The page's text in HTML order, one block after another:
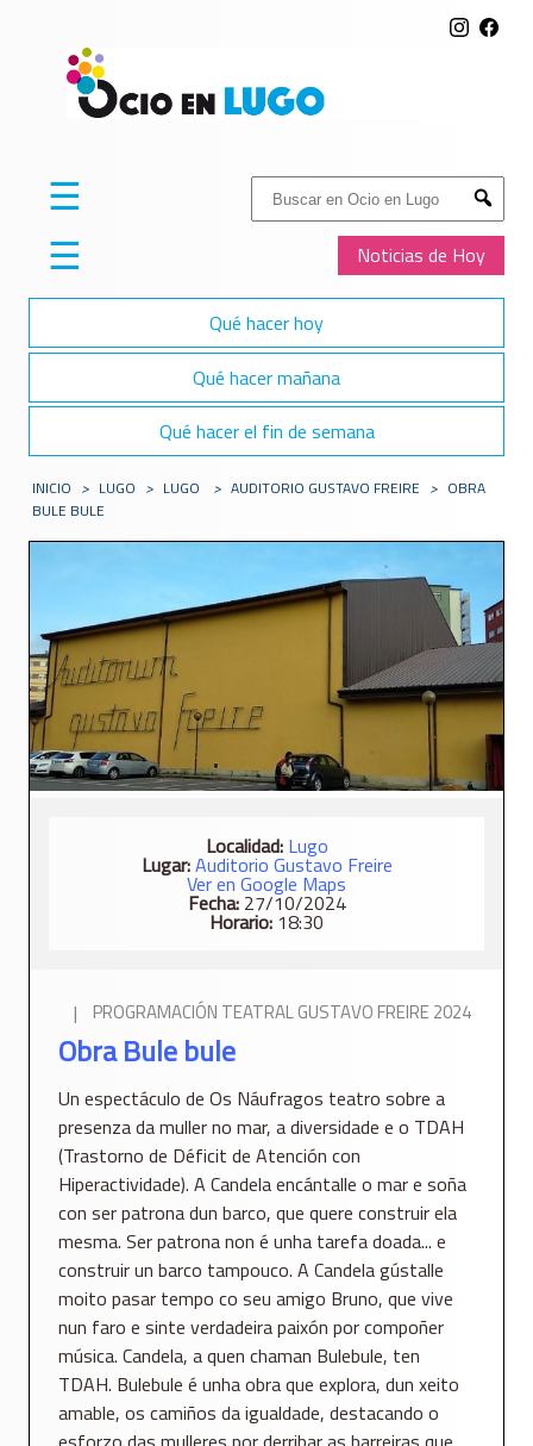
Buscar:
Submit
Noticias de Hoy
☰
☰
Qué hacer hoy
Qué hacer mañana
Qué hacer el fin de semana
INICIO > LUGO > LUGO > AUDITORIO GUSTAVO FREIRE > OBRA
BULE BULE
Localidad: Lugo
Lugar:Auditorio Gustavo Freire
Ver en Google Maps
Fecha:27/10/2024
Horario: 18:30
| PROGRAMACIÓN TEATRAL GUSTAVO FREIRE 2024
Obra Bule bule
Un espectáculo de Os Náufragos teatro sobre a
presenza da muller no mar, a diversidade e o TDAH
(Trastorno de Déficit de Atención con
Hiperactividade). A Candela encántalle o mar e soña
con ser patrona dun barco, que quere construir ela
mesma. Ser patrona non é unha tarefa doada... e
construir un barco tampouco. A Candela gústalle
moito pasar tempo co seu amigo Bruno, que vive
nun faro e sinte verdadeira paixón por compoñer
música. Candela, a quen chaman Bulebule, ten
TDAH. Bulebule é unha obra que explora, dun xeito
amable, os camiños da igualdade, destacando o